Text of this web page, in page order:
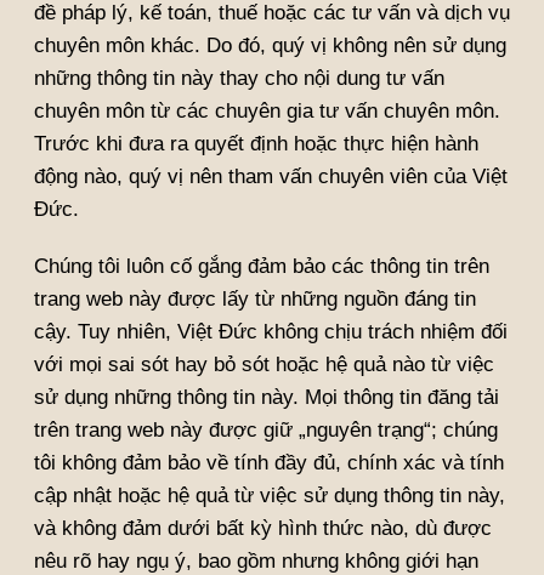
đề pháp lý, kế toán, thuế hoặc các tư vấn và dịch vụ
chuyên môn khác. Do đó, quý vị không nên sử dụng
những thông tin này thay cho nội dung tư vấn
chuyên môn từ các chuyên gia tư vấn chuyên môn.
Trước khi đưa ra quyết định hoặc thực hiện hành
động nào, quý vị nên tham vấn chuyên viên của Việt
Đức.
Chúng tôi luôn cố gắng đảm bảo các thông tin trên
trang web này được lấy từ những nguồn đáng tin
cậy. Tuy nhiên, Việt Đức không chịu trách nhiệm đối
với mọi sai sót hay bỏ sót hoặc hệ quả nào từ việc
sử dụng những thông tin này. Mọi thông tin đăng tải
trên trang web này được giữ „nguyên trạng“; chúng
tôi không đảm bảo về tính đầy đủ, chính xác và tính
cập nhật hoặc hệ quả từ việc sử dụng thông tin này,
và không đảm dưới bất kỳ hình thức nào, dù được
nêu rõ hay ngụ ý, bao gồm nhưng không giới hạn